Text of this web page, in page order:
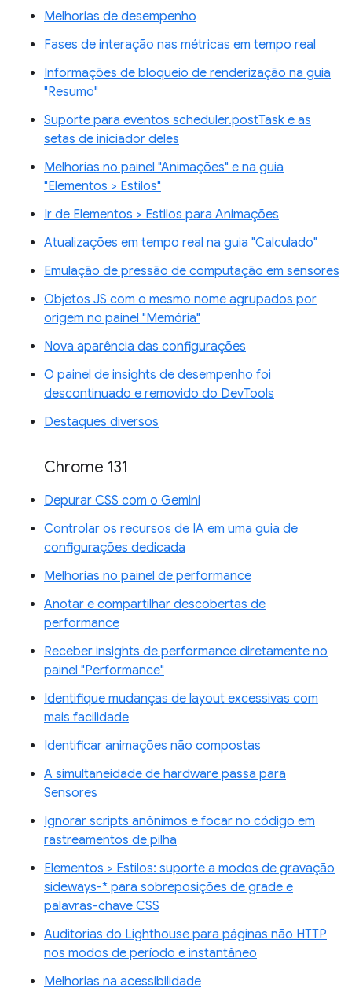
Melhorias de desempenho
Fases de interação nas métricas em tempo real
Informações de bloqueio de renderização na guia
"Resumo"
Suporte para eventos scheduler.postTask e as
setas de iniciador deles
Melhorias no painel "Animações" e na guia
"Elementos > Estilos"
Ir de Elementos > Estilos para Animações
Atualizações em tempo real na guia "Calculado"
Emulação de pressão de computação em sensores
Objetos JS com o mesmo nome agrupados por
origem no painel "Memória"
Nova aparência das configurações
O painel de insights de desempenho foi
descontinuado e removido do DevTools
Destaques diversos
Chrome 131
Depurar CSS com o Gemini
Controlar os recursos de IA em uma guia de
configurações dedicada
Melhorias no painel de performance
Anotar e compartilhar descobertas de
performance
Receber insights de performance diretamente no
painel "Performance"
Identifique mudanças de layout excessivas com
mais facilidade
Identificar animações não compostas
A simultaneidade de hardware passa para
Sensores
Ignorar scripts anônimos e focar no código em
rastreamentos de pilha
Elementos > Estilos: suporte a modos de gravação
sideways-* para sobreposições de grade e
palavras-chave CSS
Auditorias do Lighthouse para páginas não HTTP
nos modos de período e instantâneo
Melhorias na acessibilidade